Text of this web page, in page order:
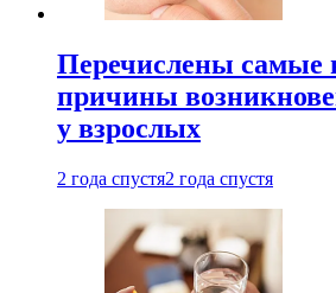
Перечислены самые
причины
у взрослых
2 года спустя2 года спустя